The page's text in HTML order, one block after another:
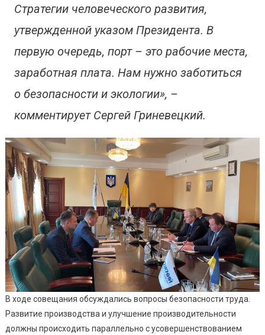
Стратегии человеческого развития,
утвержденной указом Президента. В
первую очередь, порт – это рабочие места,
заработная плата. Нам нужно заботиться
о безопасности и экологии», –
комментирует Сергей Гриневецкий.
В ходе совещания обсуждались вопросы безопасности труда.
Развитие производства и улучшение производительности
должны происходить параллельно с усовершенствованием